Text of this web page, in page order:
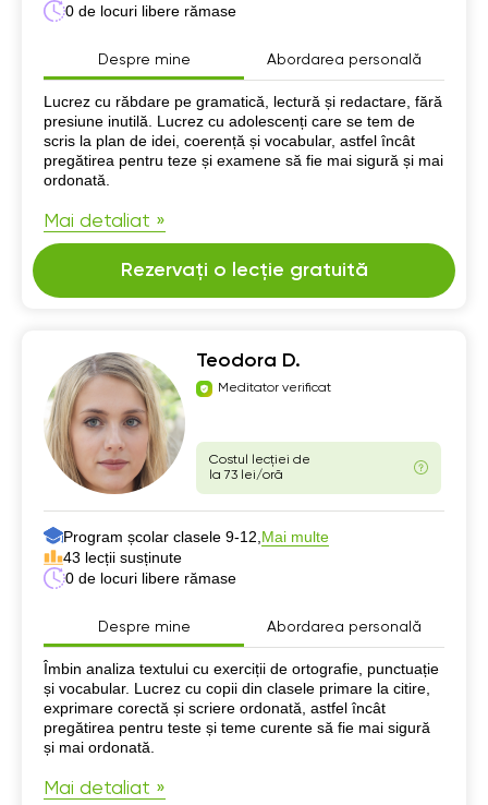
0 de locuri libere rămase
Despre mine Abordarea personală
Despre mine
Lucrez cu răbdare pe gramatică, lectură și redactare, fără
presiune inutilă. Lucrez cu adolescenți care se tem de
scris la plan de idei, coerență și vocabular, astfel încât
pregătirea pentru teze și examene să fie mai sigură și mai
ordonată.
Mai detaliat »
Rezervați o lecție gratuită
Teodora D.
Meditator verificat
Costul lecției de
la 73 lei/oră
Program școlar clasele 9-12, Mai multe
43 lecții susținute
0 de locuri libere rămase
Despre mine Abordarea personală
Despre mine
Îmbin analiza textului cu exerciții de ortografie, punctuație
și vocabular. Lucrez cu copii din clasele primare la citire,
exprimare corectă și scriere ordonată, astfel încât
pregătirea pentru teste și teme curente să fie mai sigură
și mai ordonată.
Mai detaliat »